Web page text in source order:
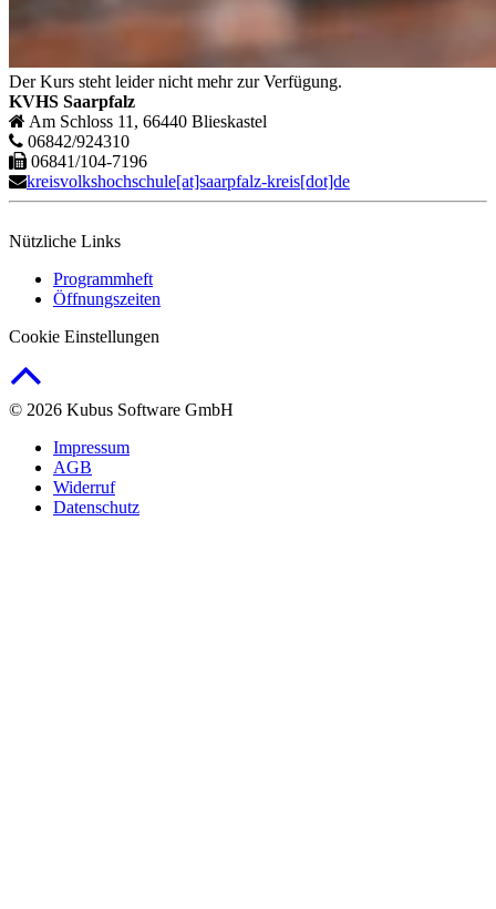
Der Kurs steht leider nicht mehr zur Verfügung.
KVHS Saarpfalz
Am Schloss 11, 66440 Blieskastel
06842/924310
06841/104-7196
kreisvolkshochschule[at]saarpfalz-kreis[dot]de
Nützliche Links
Programmheft
Öffnungszeiten
Cookie Einstellungen
© 2026 Kubus Software GmbH
Impressum
AGB
Widerruf
Datenschutz